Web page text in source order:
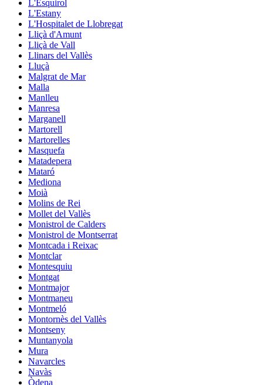
L'Esquirol
L'Estany
L'Hospitalet de Llobregat
Lliçà d'Amunt
Lliçà de Vall
Llinars del Vallès
Lluçà
Malgrat de Mar
Malla
Manlleu
Manresa
Marganell
Martorell
Martorelles
Masquefa
Matadepera
Mataró
Mediona
Moià
Molins de Rei
Mollet del Vallès
Monistrol de Calders
Monistrol de Montserrat
Montcada i Reixac
Montclar
Montesquiu
Montgat
Montmajor
Montmaneu
Montmeló
Montornès del Vallès
Montseny
Muntanyola
Mura
Navarcles
Navàs
Òdena